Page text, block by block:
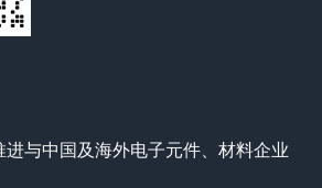
与中国及海外电子元件、材料企业